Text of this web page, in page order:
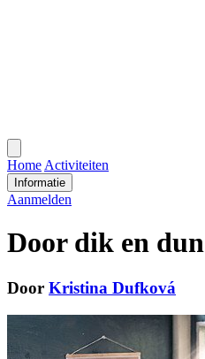
menu
Home Activiteiten
Informatie
Aanmelden
Door dik en dun
Door Kristina Dufková